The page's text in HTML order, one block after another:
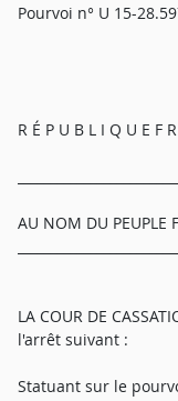
Pourvoi n° U 15-
R É P U B L I Q U E F
AU NOM DU PEUPLE
LA COUR DE
l'arrêt suivant :
Statuant sur le